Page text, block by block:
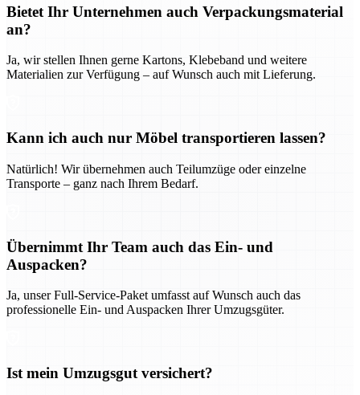
Bietet Ihr Unternehmen auch Verpackungsmaterial
an?
Ja, wir stellen Ihnen gerne Kartons, Klebeband und weitere
Materialien zur Verfügung – auf Wunsch auch mit Lieferung.
Kann ich auch nur Möbel transportieren lassen?
Natürlich! Wir übernehmen auch Teilumzüge oder einzelne
Transporte – ganz nach Ihrem Bedarf.
Übernimmt Ihr Team auch das Ein- und
Auspacken?
Ja, unser Full-Service-Paket umfasst auf Wunsch auch das
professionelle Ein- und Auspacken Ihrer Umzugsgüter.
Ist mein Umzugsgut versichert?